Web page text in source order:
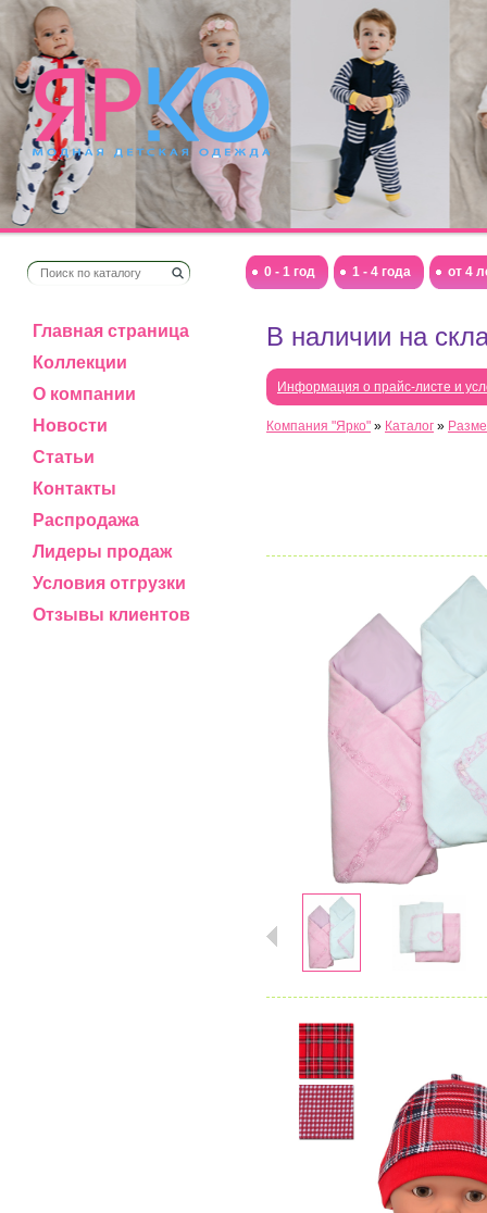
от 4
1 - 4 года
0 - 1 год
Главная страница
Коллекции
О компании
Новости
Статьи
Контакты
Распродажа
Лидеры продаж
Условия отгрузки
Отзывы клиентов
В наличии на
Информация о прайс-листе и
Компания "Ярко" » Каталог »